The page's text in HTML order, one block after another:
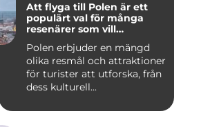
Att flyga till Polen är ett
populärt val för många
resenärer som vill
och dess rika historia
Polen erbjuder en mängd
olika resmål och attraktioner
för turister att utforska, från
dess kulturell...